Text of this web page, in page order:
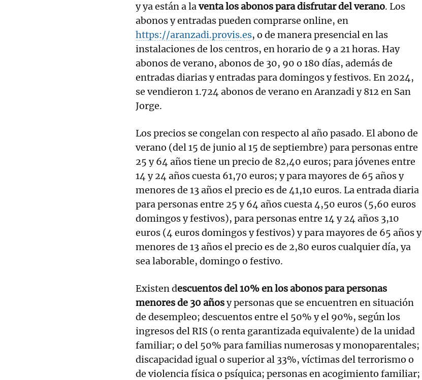
y ya están a laventa los abonos para disfrutar del verano. Los
abonos y entradas pueden comprarse online, en
https://aranzadi.provis.es, o de manera presencial en las
instalaciones de los centros, en horario de 9 a 21 horas. Hay
abonos de verano, abonos de 30, 90 o 180 días, además de
entradas diarias y entradas para domingos y festivos. En 2024,
se vendieron 1.724 abonos de verano en Aranzadi y 812 en San
Jorge.
Los precios se congelan con respecto al año pasado. El abono de
verano (del 15 de junio al 15 de septiembre) para personas entre
25 y 64 años tiene un precio de 82,40 euros; para jóvenes entre
14 y 24 años cuesta 61,70 euros; y para mayores de 65 años y
menores de 13 años el precio es de 41,10 euros. La entrada diaria
para personas entre 25 y 64 años cuesta 4,50 euros (5,60 euros
domingos y festivos), para personas entre 14 y 24 años 3,10
euros (4 euros domingos y festivos) y para mayores de 65 años y
menores de 13 años el precio es de 2,80 euros cualquier día, ya
sea laborable, domingo o festivo.
Existen descuentos del 10% en los abonos para personas
menores de 30 añosy personas que se encuentren en situación
de desempleo; descuentos entre el 50% y el 90%, según los
ingresos del RIS (o renta garantizada equivalente) de la unidad
familiar; o del 50% para familias numerosas y monoparentales;
discapacidad igual o superior al 33%, víctimas del terrorismo o
de violencia física o psíquica; personas en acogimiento familiar;